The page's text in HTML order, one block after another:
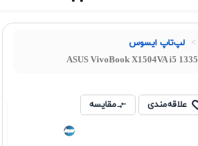
لپ‌تاپ ایسوس
ASUS VivoBook X1504VA i5
علاقه‌مندی مقایسه